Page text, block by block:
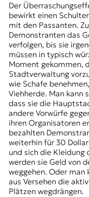
Der
bewirkt einen
mit den Passanten.
Demonstranten das
verfolgen, bis sie
müssen in typisch
Moment gekommen,
Stadtverwaltung
wie Schafe
Viehherde. Man kann
dass sie die
andere Vorwürfe
ihren Organisatoren
bezahlten
weiterhin für 30
und sich die Kleidung
werden sie Geld von
weggehen. Oder
aus Versehen die
Plätzen wegdrängen.